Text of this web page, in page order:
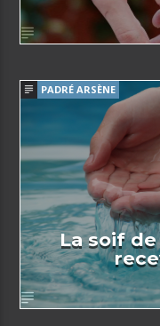
PADRÉ ARSÈNE
La soif